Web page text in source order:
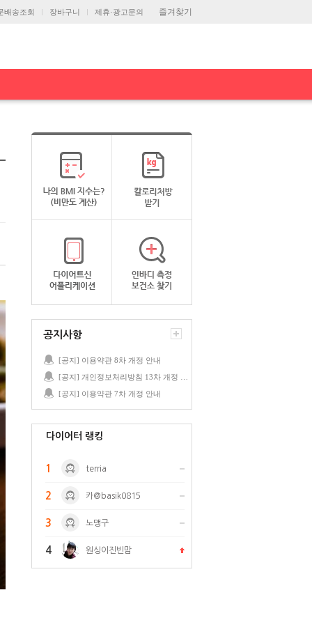
즐겨찾기
배송조회 장바구니 제휴·광고문의
공지사항
[공지] 이용약관 8차 개정 안내
[공지] 이용약관 7차 개정 안내
다이어터 랭킹
1 terria
2 카@basik0815
3 노맹구
4 원싱이진빈맘